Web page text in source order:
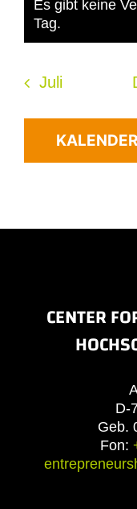
Hinweis
Es gibt keine
Tag.
Juli
CENTER
D-
Geb.
Fon: